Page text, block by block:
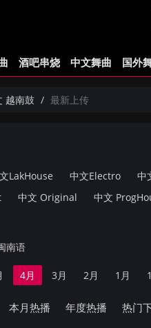
酒吧串烧 中文舞曲 国外
越南鼓 最新上传
LakHouse 中文Electro 中
中文 Original 中文
南语
4月 3月 2月 1月
本月热播 年度热播 热门